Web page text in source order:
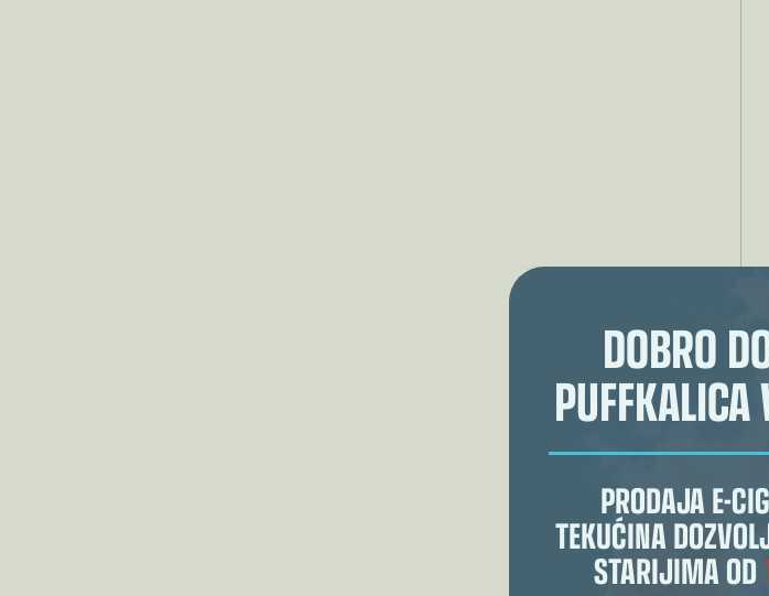
DOBRO
PRODAJA E-
TEKUĆINA
STARIJIMA OD